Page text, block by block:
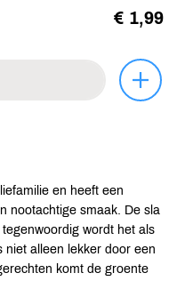
€ 1,99
en heeft een
nootachtige smaak. De sla
wordt het als
niet alleen lekker door een
komt de groente